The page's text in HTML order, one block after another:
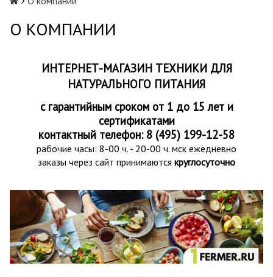
О КОМПАНИИ
ИНТЕРНЕТ-МАГАЗИН ТЕХНИКИ ДЛЯ
НАТУРАЛЬНОГО ПИТАНИЯ
с гарантийным сроком от 1 до 15 лет и
сертификатами
контактный телефон: 8 (495) 199-12-58
рабочие часы: 8-00 ч. - 20-00 ч. мск ежедневно
заказы через сайт принимаются круглосуточно